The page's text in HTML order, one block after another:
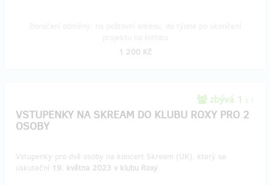
1 200 Kč
zbývá 1 z 1
VSTUPENKY NA SKREAM DO KLUBU ROXY PRO 2
OSOBY
Vstupenky pro dvě osoby na koncert Skream (UK), který se
uskuteční 19. května 2023 v klubu Roxy.